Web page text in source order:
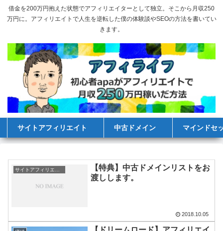
借金を200万円抱えた状態でアフィリエイターとして独立。そこから月収250
万円に。アフィリエイトで人生を逆転した僕の体験談やSEOの方法を書いてい
きます。
サイトアフィリエイト 中古ドメイン マインドセ
【特典】中古ドメインリストをお
渡しします。
2018.10.05